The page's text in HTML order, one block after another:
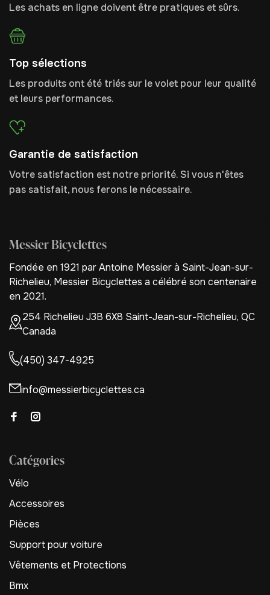
Les achats en ligne doivent être pratiques et sûrs.
Top sélections
Les produits ont été triés sur le volet pour leur qualité
et leurs performances.
Garantie de satisfaction
Votre satisfaction est notre priorité. Si vous n'êtes
pas satisfait, nous ferons le nécessaire.
Messier Bicyclettes
Fondée en 1921 par Antoine Messier à Saint-Jean-sur-
Richelieu, Messier Bicyclettes a célébré son centenaire
en 2021.
254 Richelieu J3B 6X8 Saint-Jean-sur-Richelieu, QC
Canada
(450) 347-4925
info@messierbicyclettes.ca
Catégories
Vélo
Accessoires
Pièces
Support pour voiture
Vêtements et Protections
Bmx